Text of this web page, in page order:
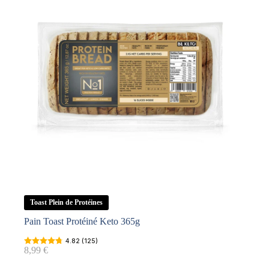
Toast Plein de Protéines
Pain Toast Protéiné Keto 365g
4.82 (125)
8,99 €